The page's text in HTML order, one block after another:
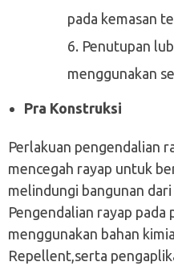
pada kemasan
Penutupan
menggunakan
Pra Konstruksi
Perlakuan pengendalian
mencegah rayap untuk
melindungi bangunan
Pengendalian rayap pada
menggunakan bahan
Repellent,serta